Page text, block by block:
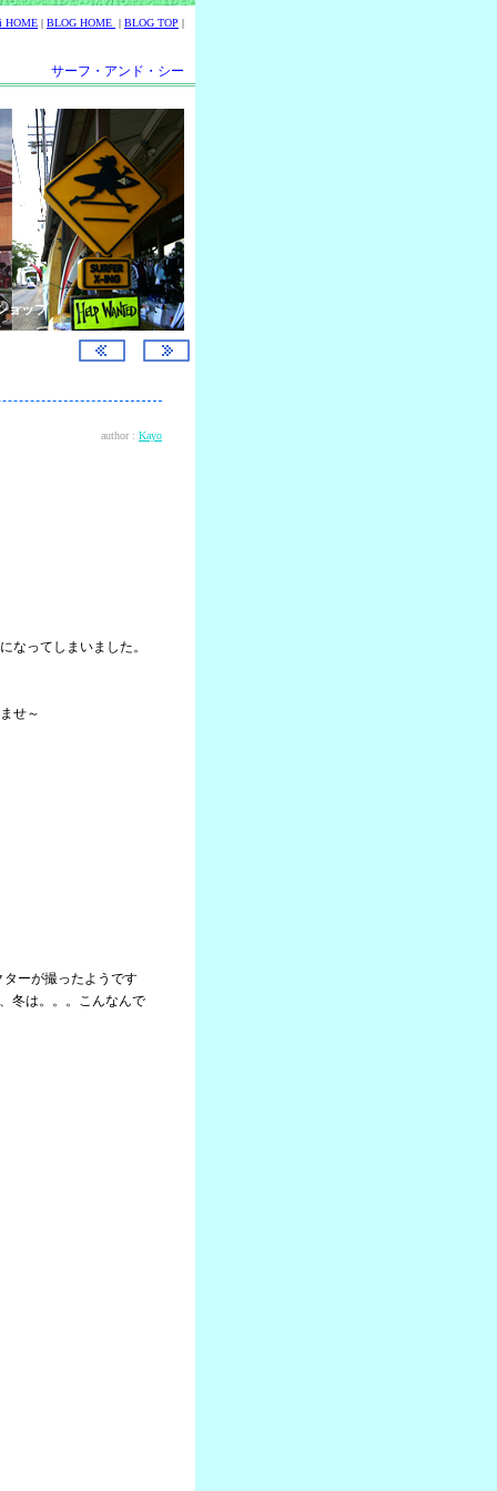
HOME | BLOG HOME | BLOG TOP |
サーフ・アンド・シー
ョップ
author : Kayo
なってしまいました。
せ～
ーが撮ったようです
冬は。。。こんなんで